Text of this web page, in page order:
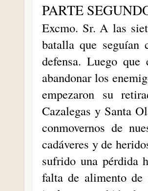
PARTE
Excmo. Sr. A las
batalla que seguían
defensa. Luego
abandonar los
empezaron su
Cazalegas y Santa
conmovernos de
cadáveres y de
sufrido una pérdida
falta de alimento de